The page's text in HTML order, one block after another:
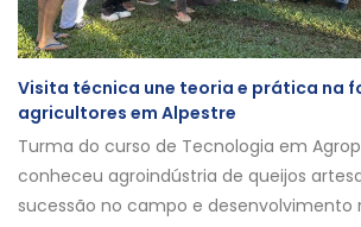
Visita técnica une teoria e prática na
agricultores em Alpestre
Turma do curso de Tecnologia em
conheceu agroindústria de queijos
sucessão no campo e desenvolvimento